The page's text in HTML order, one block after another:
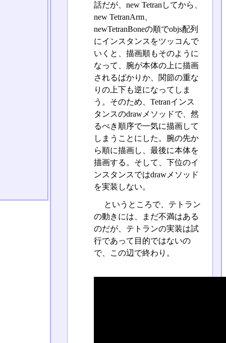
話だが、new Tetranしてから、
new TetranArm、
newTetranBoneの順でobjs配列
にインスタンスをツッコんで
いくと、描画順もそのように
なって、腕が本体の上に描画
されるばかりか、関節の重な
りの上下も逆になってしま
う。そのため、Tetranインス
タンスのdrawメソッドで、然
るべき順序で一気に描画して
しまうことにした。腕の先か
ら順に描画し、最後に本体を
描画する。そして、下位のイ
ンスタンスではdrawメソッド
を実装しない。
というところで、テトラン
の動きには、まだ不満はある
のだが、テトランの実装は試
行であって目的ではないの
で、この辺で終わり。